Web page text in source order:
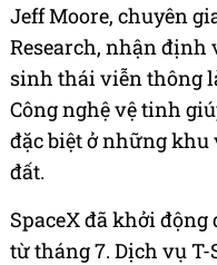
Jeff Moore, chuyên
Research, nhận
sinh thái viễn thông
Công nghệ vệ tinh
đặc biệt ở những
đất.
SpaceX đã khởi
từ tháng 7. Dịch vụ